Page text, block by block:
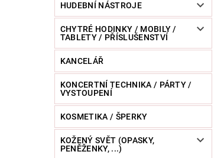
HUDEBNÍ NÁSTROJE
CHYTRÉ HODINKY / MOBILY /
TABLETY / PŘÍSLUŠENSTVÍ
KANCELÁŘ
KONCERTNÍ TECHNIKA / PÁRTY /
VYSTOUPENÍ
KOSMETIKA / ŠPERKY
KOŽENÝ SVĚT (OPASKY,
PENĚŽENKY, ...)